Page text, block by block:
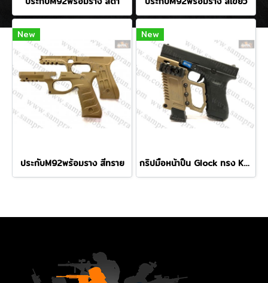
New
ประกับM92พร้อมราง สีทราย
New
กริปมือหน้าปืน Glock ทรง Kriss